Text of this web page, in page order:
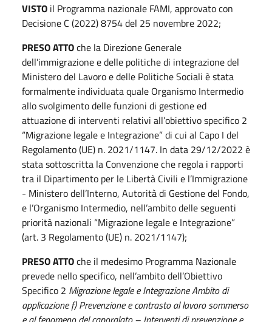
VISTO il Programma nazionale FAMI, approvato con
Decisione C (2022) 8754 del 25 novembre 2022;
PRESO ATTOche la Direzione Generale
dell’immigrazione e delle politiche di integrazione del
Ministero del Lavoro e delle Politiche Sociali è stata
formalmente individuata quale Organismo Intermedio
allo svolgimento delle funzioni di gestione ed
attuazione di interventi relativi all’obiettivo specifico 2
“Migrazione legale e Integrazione” di cui al Capo I del
Regolamento (UE) n. 2021/1147. In data 29/12/2022 è
stata sottoscritta la Convenzione che regola i rapporti
tra il Dipartimento per le Libertà Civili e l’Immigrazione
- Ministero dell’Interno, Autorità di Gestione del Fondo,
e l’Organismo Intermedio, nell’ambito delle seguenti
priorità nazionali “Migrazione legale e Integrazione”
(art. 3 Regolamento (UE) n. 2021/1147);
PRESO ATTOche il medesimo Programma Nazionale
prevede nello specifico, nell’ambito dell’Obiettivo
Specifico 2 Migrazione legale e Integrazione Ambito di
applicazione f) Prevenzione e contrasto al lavoro sommerso